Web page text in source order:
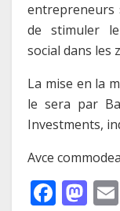
entrepreneurs
de stimuler
social dans les
La mise en la
le sera par
Investments,
Avce
F M